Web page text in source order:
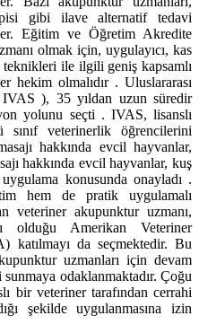
gibi ilave alternatif tedavi
Eğitim ve Öğretim Akredite
olmak için, uygulayıcı, kas
ile ilgili geniş kapsamlı
hekim olmalıdır . Uluslararası
), 35 yıldan uzun süredir
yolunu seçti . IVAS, lisanslı
veterinerlik öğrencilerini
hakkında evcil hayvanlar,
hakkında evcil hayvanlar, kuş
konusunda onayladı .
hem de pratik uygulamalı
veteriner akupunktur uzmanı,
olduğu Amerikan Veteriner
katılmayı da seçmektedir. Bu
uzmanları için devam
odaklanmaktadır. Çoğu
bir veteriner tarafından cerrahi
şekilde uygulanmasına izin